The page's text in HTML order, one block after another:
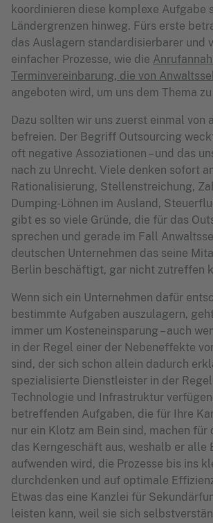
koordinieren diese komplexe Aufgabe
Ländergrenzen hinweg. Fürs erste
das Auslagern standardisierbarer und
einfacher Prozesse, wie die
Terminvereinbarung, die von
angeboten wird, um uns dem Thema
Dazu sollten wir uns zuerst einmal von
befreien. Der Begriff Outsourcing
oft negative Assoziationen – und das
nach zu Unrecht. Viele denken sofort
Rationalisierung, Stellenstreichung,
Dumping-Löhnen im Ausland,
gibt es so viele Gründe, die für das
sprechen und gerade im Fall
deutschen Unternehmen das seine
Berlin beschäftigt, gar nicht zutreffen
Wenn sich ein Unternehmen dafür
bestimmte Aufgaben auszulagern,
immer um Kosteneinsparung – auch
in der Regel einer der Nebeneffekte
sind, der sich schon allein dadurch
spezialisierte Dienstleister in der
Technologie und Infrastruktur
betreffenden Aufgaben, die für Ihre
nur ein Klotz am Bein sind, machen für
das Kerngeschäft aus, weshalb er alle
aufwenden wird, die Prozesse bis ins
durchdenken und auf optimale
Etwas das eine Kanzlei für
leisten kann, weil sie sich